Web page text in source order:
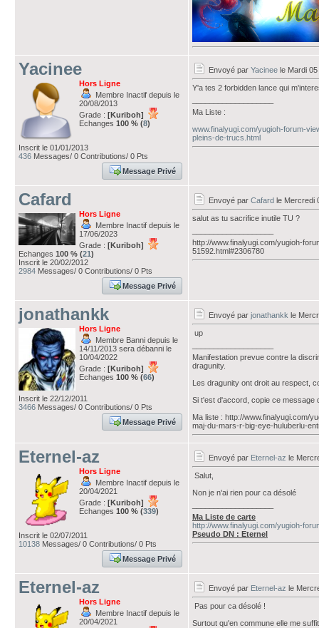
Yacinee
Hors Ligne
Membre Inactif depuis le
20/08/2013
Grade : [Kuriboh]
Echanges 100 % (8)
Inscrit le 01/01/2013
436 Messages/ 0 Contributions/ 0 Pts
Message Privé
Envoyé par Yacinee le Mardi
Y'a tes 2 forbidden lance qui
Ma Liste :
www.finalyugi.com/yugioh-forum-
pleins-de-trucs.html
Cafard
Hors Ligne
Membre Inactif depuis le
17/06/2023
Grade : [Kuriboh]
Echanges 100 % (21)
Inscrit le 20/02/2012
2984 Messages/ 0 Contributions/ 0 Pts
Message Privé
Envoyé par Cafard le Mercredi
salut as tu sacrifice inutile TU ?
http://www.finalyugi.com/yugioh-
51592.html#2306780
jonathankk
Hors Ligne
Membre Banni depuis le
14/11/2013 sera débanni le
10/04/2022
Grade : [Kuriboh]
Echanges 100 % (66)
Inscrit le 22/12/2011
3466 Messages/ 0 Contributions/ 0 Pts
Message Privé
Envoyé par jonathankk le
up
Manifestation prevue contre la
dragunity.
Les dragunity ont droit au respect,
Si t'est d'accord, copie ce message
Ma liste : http://www.finalyugi.com/
maj-du-mars-r-big-eye-huluberlu-
Eternel-az
Hors Ligne
Membre Inactif depuis le
20/04/2021
Grade : [Kuriboh]
Echanges 100 % (339)
Inscrit le 02/07/2011
10138 Messages/ 0 Contributions/ 0 Pts
Message Privé
Envoyé par Eternel-az le
Salut,
Non je n'ai rien pour ca désolé
Ma Liste de carte
http://www.finalyugi.com/yugioh-
Pseudo DN : Eternel
Eternel-az
Hors Ligne
Membre Inactif depuis le
20/04/2021
Envoyé par Eternel-az le
Pas pour ca désolé !
Surtout qu'en commune elle me